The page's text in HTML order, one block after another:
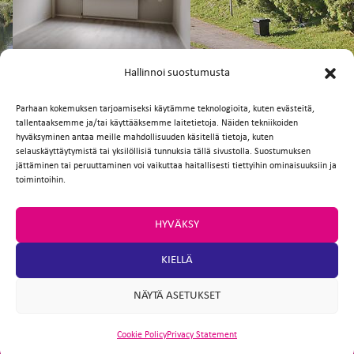
Hallinnoi suostumusta
Parhaan kokemuksen tarjoamiseksi käytämme teknologioita, kuten evästeitä,
tallentaaksemme ja/tai käyttääksemme laitetietoja. Näiden tekniikoiden
hyväksyminen antaa meille mahdollisuuden käsitellä tietoja, kuten
selauskäyttäytymistä tai yksilöllisiä tunnuksia tällä sivustolla. Suostumuksen
jättäminen tai peruuttaminen voi vaikuttaa haitallisesti tiettyihin ominaisuuksiin ja
toimintoihin.
HYVÄKSY
KIELLÄ
NÄYTÄ ASETUKSET
Cookie PolicyPrivacy Statement
Facebook
TwitterEmailWhatsApp